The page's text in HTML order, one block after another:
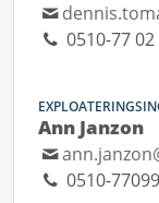
0510-77 02
Ann Janzon
0510-